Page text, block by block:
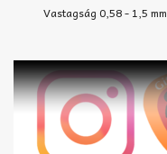
Vastagság 0,58 - 1,5 mm